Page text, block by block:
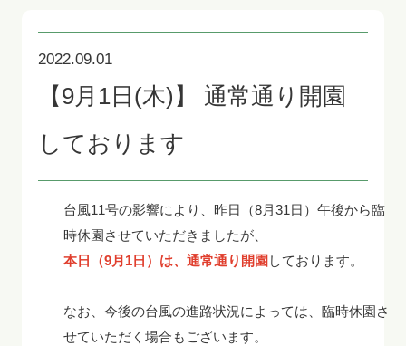
2022.09.01
【9月1日(木)】 通常通り開園
しております
台風11号の影響により、昨日（8月31日 ）午後から臨
時休園させていただきましたが、
本日（9月1日 ）は、通常通り開園 しております。
なお、今後の台風の進路状況によっては、臨時休園さ
せていただく場合もございます。